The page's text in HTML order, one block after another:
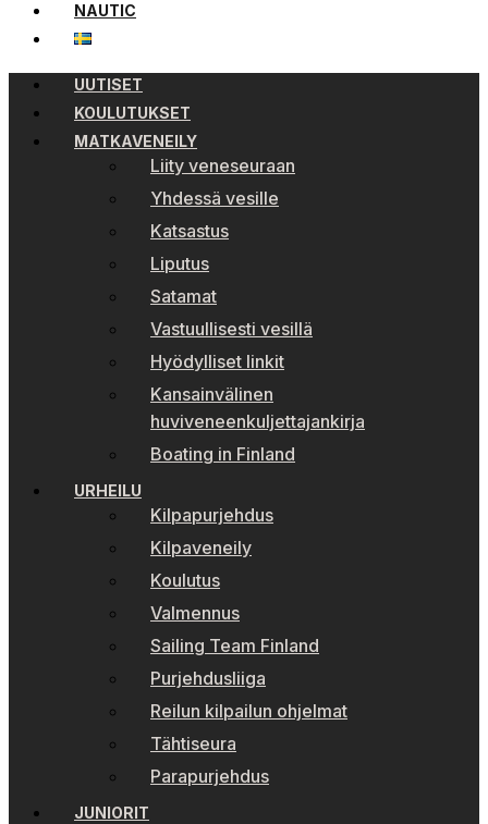
NAUTIC
UUTISET
KOULUTUKSET
MATKAVENEILY
Liity veneseuraan
Yhdessä vesille
Katsastus
Liputus
Satamat
Vastuullisesti vesillä
Hyödylliset linkit
Kansainvälinen
huviveneenkuljettajankirja
Boating in Finland
URHEILU
Kilpapurjehdus
Kilpaveneily
Koulutus
Valmennus
Sailing Team Finland
Purjehdusliiga
Reilun kilpailun ohjelmat
Tähtiseura
Parapurjehdus
JUNIORIT